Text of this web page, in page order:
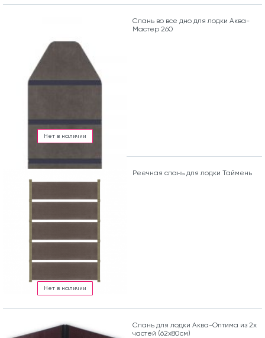
Нет в наличии
Слань во все дно для лодки Аква-
Мастер 260
Нет в наличии
Реечная слань для лодки Таймень
Слань для лодки Аква-Оптима из 2х
частей (62х80см)